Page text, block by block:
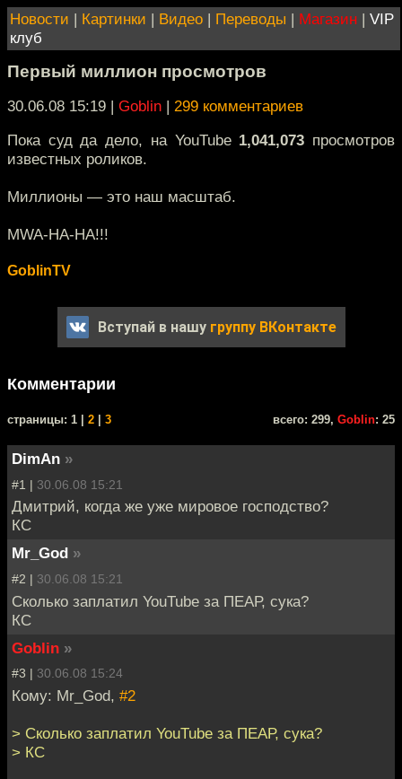
Новости | Картинки | Видео | Переводы | Магазин | VIP
клуб
Первый миллион просмотров
30.06.08 15:19 | Goblin | 299 комментариев
Пока суд да дело, на YouTube 1,041,073 просмотров
известных роликов.
Миллионы — это наш масштаб.
MWA-HA-HA!!!
GoblinTV
Вступай в нашу группу ВКонтакте
Комментарии
cтраницы: 1 | 2 3 всего: 299, Goblin: 25
DimAn »
#1 | 30.06.08 15:21
Дмитрий, когда же уже мировое господство?
КС
Mr_God »
#2 | 30.06.08 15:21
Сколько заплатил YouTube за ПЕАР, сука?
КС
Goblin »
#3 | 30.06.08 15:24
Кому: Mr_God, #2
> Сколько заплатил YouTube за ПЕАР, сука?
> КС